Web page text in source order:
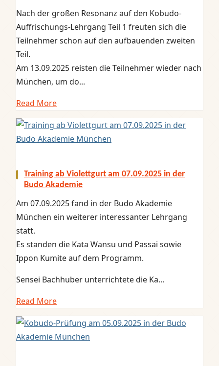
Nach der großen Resonanz auf den Kobudo-
Auffrischungs-Lehrgang Teil 1 freuten sich die
Teilnehmer schon auf den aufbauenden zweiten
Teil.
Am 13.09.2025 reisten die Teilnehmer wieder nach
München, um do...
Read More
Training ab Violettgurt am 07.09.2025 in der
Budo Akademie
Am 07.09.2025 fand in der Budo Akademie
München ein weiterer interessanter Lehrgang
statt.
Es standen die Kata Wansu und Passai sowie
Ippon Kumite auf dem Programm.
Sensei Bachhuber unterrichtete die Ka...
Read More